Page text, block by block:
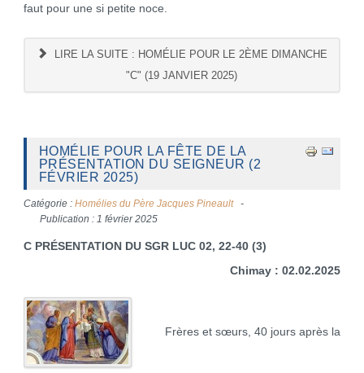
faut pour une si petite noce.
LIRE LA SUITE : HOMÉLIE POUR LE 2ÈME DIMANCHE
"C" (19 JANVIER 2025)
HOMÉLIE POUR LA FÊTE DE LA
PRÉSENTATION DU SEIGNEUR (2
FÉVRIER 2025)
Catégorie : Homélies du Père Jacques Pineault
Publication : 1 février 2025
C PRÉSENTATION DU SGR LUC 02, 22-40 (3)
Chimay : 02.02.2025
Frères et sœurs, 40 jours après la